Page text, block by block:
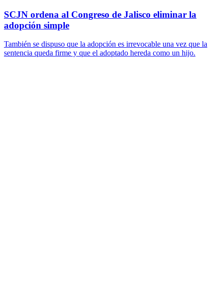
SCJN ordena al Congreso de Jalisco eliminar la
adopción simple
También se dispuso que la adopción es irrevocable una vez que la
sentencia queda firme y que el adoptado hereda como un hijo.